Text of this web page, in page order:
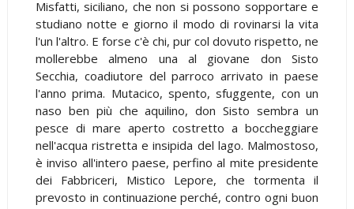
Misfatti, siciliano, che non si possono sopportare e
studiano notte e giorno il modo di rovinarsi la vita
l'un l'altro. E forse c'è chi, pur col dovuto rispetto, ne
mollerebbe almeno una al giovane don Sisto
Secchia, coadiutore del parroco arrivato in paese
l'anno prima. Mutacico, spento, sfuggente, con un
naso ben più che aquilino, don Sisto sembra un
pesce di mare aperto costretto a boccheggiare
nell'acqua ristretta e insipida del lago. Malmostoso,
è inviso all'intero paese, perfino al mite presidente
dei Fabbriceri, Mistico Lepore, che tormenta il
prevosto in continuazione perché, contro ogni buon